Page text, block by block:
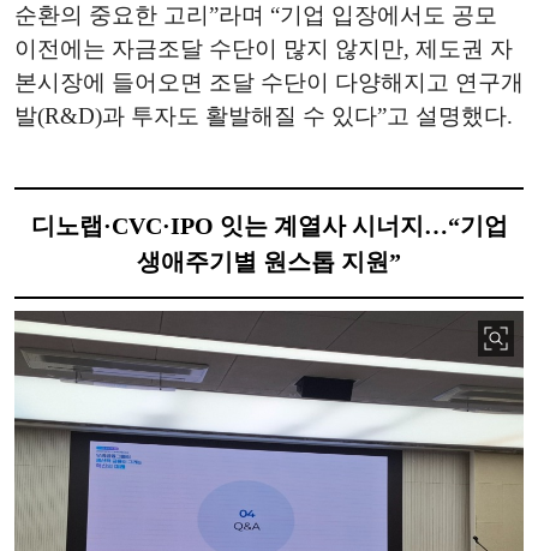
순환의 중요한 고리”라며 “기업 입장에서도 공모
이전에는 자금조달 수단이 많지 않지만, 제도권 자
본시장에 들어오면 조달 수단이 다양해지고 연구개
발(R&D)과 투자도 활발해질 수 있다”고 설명했다.
디노랩·CVC·IPO 잇는 계열사 시너지…“기업
생애주기별 원스톱 지원”